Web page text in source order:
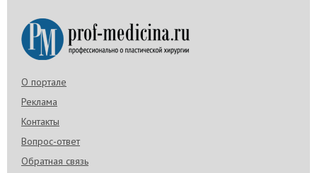
О портале
Реклама
Контакты
Вопрос-ответ
Обратная связь